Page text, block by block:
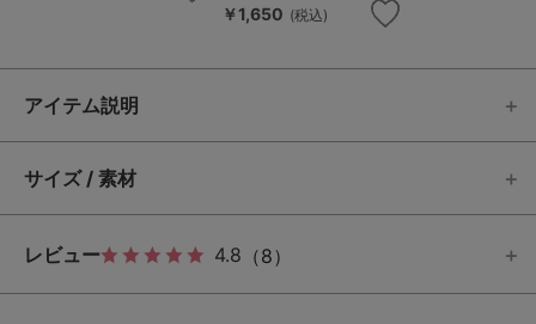
￥1,650 (税込)
アイテム説明
サイズ / 素材
レビュー 4.8 （8）